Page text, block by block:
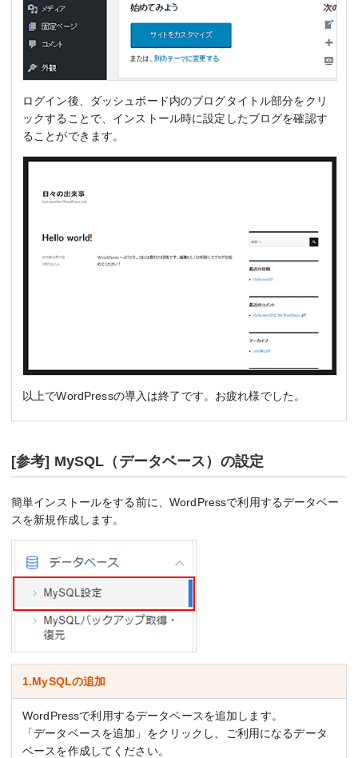
ログイン後、ダッシュボード内のブログタイトル部分をクリ
ックすることで、インストール時に設定したブログを確認す
ることができます。
以上でWordPressの導入は終了です。お疲れ様でした。
[参考] MySQL（データベース）の設定
簡単インストールをする前に、WordPressで利用するデータベー
スを新規作成します。
1.MySQLの追加
WordPressで利用するデータベースを追加します。
「データベースを追加」をクリックし、ご利用になるデータ
ベースを作成してください。